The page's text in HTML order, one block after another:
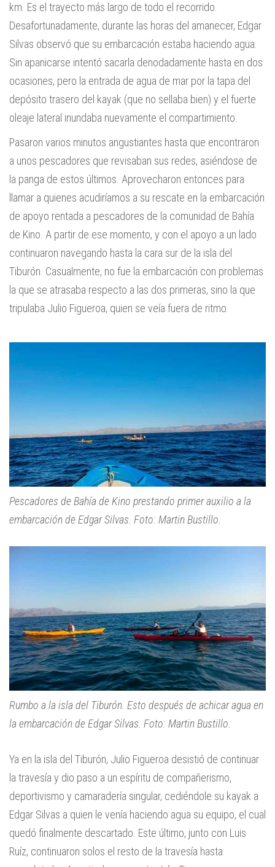
km. Es el trayecto más largo de todo el recorrido.
Desafortunadamente, durante las horas del amanecer, Edgar
Silvas observó que su embarcación estaba haciendo agua.
Sin apanicarse intentó sacarla denodadamente hasta en dos
ocasiones, pero la entrada de agua de mar por la tapa del
depósito trasero del kayak (que no sellaba bien) y el fuerte
oleaje lateral inundaba nuevamente el compartimiento.
Pasaron varios minutos angustiantes hasta que encontraron
a unos pescadores que revisaban sus redes, asiéndose de
la panga de estos últimos. Aprovecharon entonces para
llamar a quienes acudiríamos a su rescate en la embarcación
de apoyo rentada a pescadores de la comunidad de Bahía
de Kino. A partir de ese momento, y con el apoyo a un lado
continuaron navegando hasta la cara sur de la isla del
Tiburón. Casualmente, no fue la embarcación con problemas
la que se atrasaba respecto a las dos primeras, sino la que
tripulaba Julio Figueroa, quien se veía fuera de ritmo.
Pescadores de Bahía de Kino prestando primer auxilio a la
embarcación de Edgar Silvas. Foto: Martin Bustillo.
Rumbo a la isla del Tiburón. Esto después de achicar agua en
la embarcación de Edgar Silvas. Foto: Martin Bustillo.
Ya en la isla del Tiburón, Julio Figueroa desistió de continuar
la travesía y dio paso a un espíritu de compañerismo,
deportivismo y camaradería singular, cediéndole su kayak a
Edgar Silvas a quien le venía haciendo agua su equipo, el cual
quedó finalmente descartado. Este último, junto con Luis
Ruíz, continuaron solos el resto de la travesía hasta